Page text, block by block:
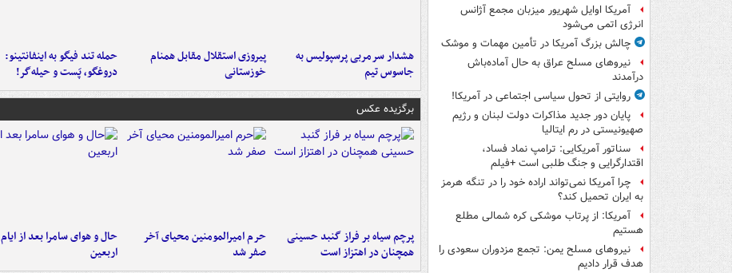
آمریکا اوایل شهریور میزبان مجمع آژانس
انرژی اتمی می‌شود
چالش بزرگ آمریکا در تأمین مهمات و موشک
نیروهای مسلح عراق به حال آماده‌باش
درآمدند
روایتی از تحول سیاسی اجتماعی در آمریکا!
پایان دور جدید مذاکرات دولت لبنان و رژیم
صهیونیستی در رم ایتالیا
سناتور آمریکایی: ترامپ نماد فساد،
اقتدارگرایی و جنگ طلبی است +فیلم
چرا آمریکا نمی‌تواند اراده خود را در تنگه هرمز
به ایران تحمیل کند؟
آمریکا: از پرتاب موشکی کره شمالی مطلع
هستیم
نیروهای مسلح یمن: تجمع مزدوران سعودی را
هدف قرار دادیم
هشدار سرمربی پرسپولیس به
جاسوس تیم
پیروزی استقلال مقابل همنام
خوزستانی
حمله تند فیگو به اینفانتینو:
دروغگو، پَست‌ و حیله‌گر!
برگزیده عکس
پرچم سیاه بر فراز گنبد حسینی
همچنان در اهتزاز است
حرم امیرالمومنین محیای آخر
صفر شد
حال و هوای سامرا بعد از ایام
اربعین